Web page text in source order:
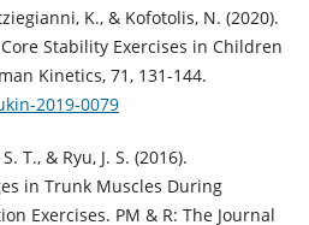
K., & Kofotolis, N. (2020).
Stability Exercises in Children
Kinetics, 71, 131-144.
2019-0079
T., & Ryu, J. S. (2016).
in Trunk Muscles During
Exercises. PM & R: The Journal